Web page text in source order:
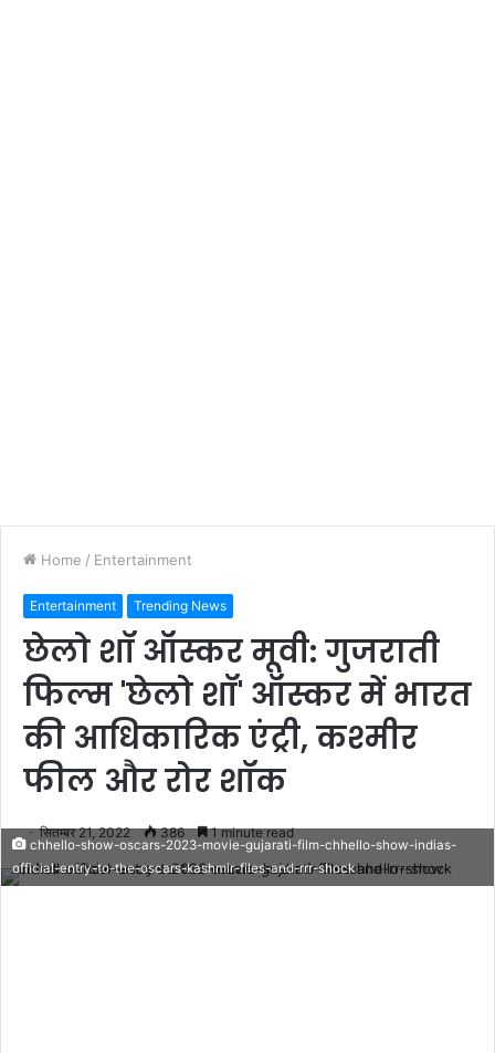
Home / Entertainment
Entertainment Trending News
छेलो शॉ ऑस्कर मूवी: गुजराती
फिल्म 'छेलो शॉ' ऑस्कर में भारत
की आधिकारिक एंट्री, कश्मीर
फील और रोर शॉक
सितम्बर 21, 2022 386 1 minute read
chhello-show-oscars-2023-movie-gujarati-film-chhello-show-indias-
official-entry-to-the-oscars-kashmir-files-and-rrr-shock